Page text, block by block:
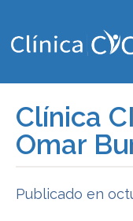
Clínica
Omar
Publicado en